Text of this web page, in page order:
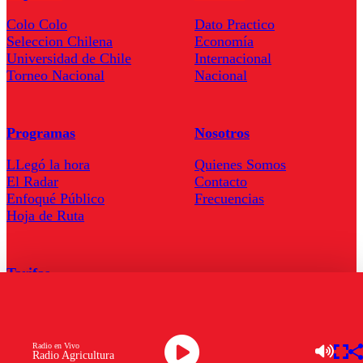
Radio Agricultura
Radio en Vivo
Colo Colo
Seleccion Chilena
Universidad de Chile
Torneo Nacional
Dato Practico
Economía
Internacional
Nacional
Programas
LLegó la hora
El Radar
Enfoqué Público
Hoja de Ruta
Nosotros
Quienes Somos
Contacto
Frecuencias
Tarifas